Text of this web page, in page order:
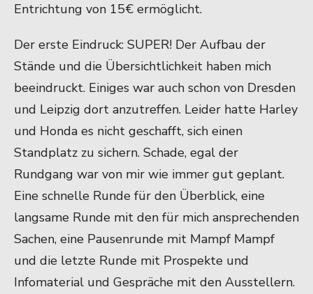
Entrichtung von 15€ ermöglicht.
Der erste Eindruck: SUPER! Der Aufbau der
Stände und die Übersichtlichkeit haben mich
beeindruckt. Einiges war auch schon von Dresden
und Leipzig dort anzutreffen. Leider hatte Harley
und Honda es nicht geschafft, sich einen
Standplatz zu sichern. Schade, egal der
Rundgang war von mir wie immer gut geplant.
Eine schnelle Runde für den Überblick, eine
langsame Runde mit den für mich ansprechenden
Sachen, eine Pausenrunde mit Mampf Mampf
und die letzte Runde mit Prospekte und
Infomaterial und Gespräche mit den Ausstellern.